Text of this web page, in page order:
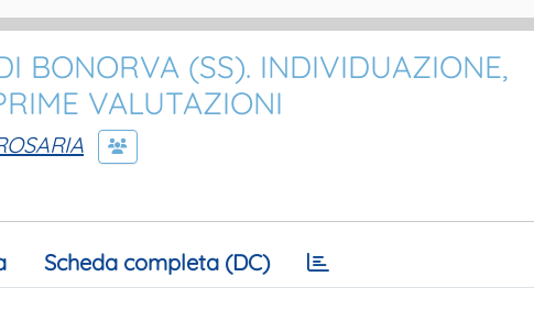
BONORVA (SS). INDIVIDUAZIONE,
VALUTAZIONI
Scheda completa (DC)